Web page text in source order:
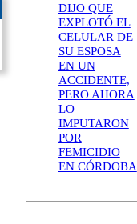
DIJO QUE
EXPLOTÓ EL
CELULAR DE
SU ESPOSA
EN UN
ACCIDENTE,
PERO AHORA
LO
IMPUTARON
POR
FEMICIDIO
EN CÓRDOBA